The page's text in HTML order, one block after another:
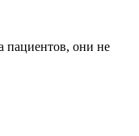
пациентов, они не